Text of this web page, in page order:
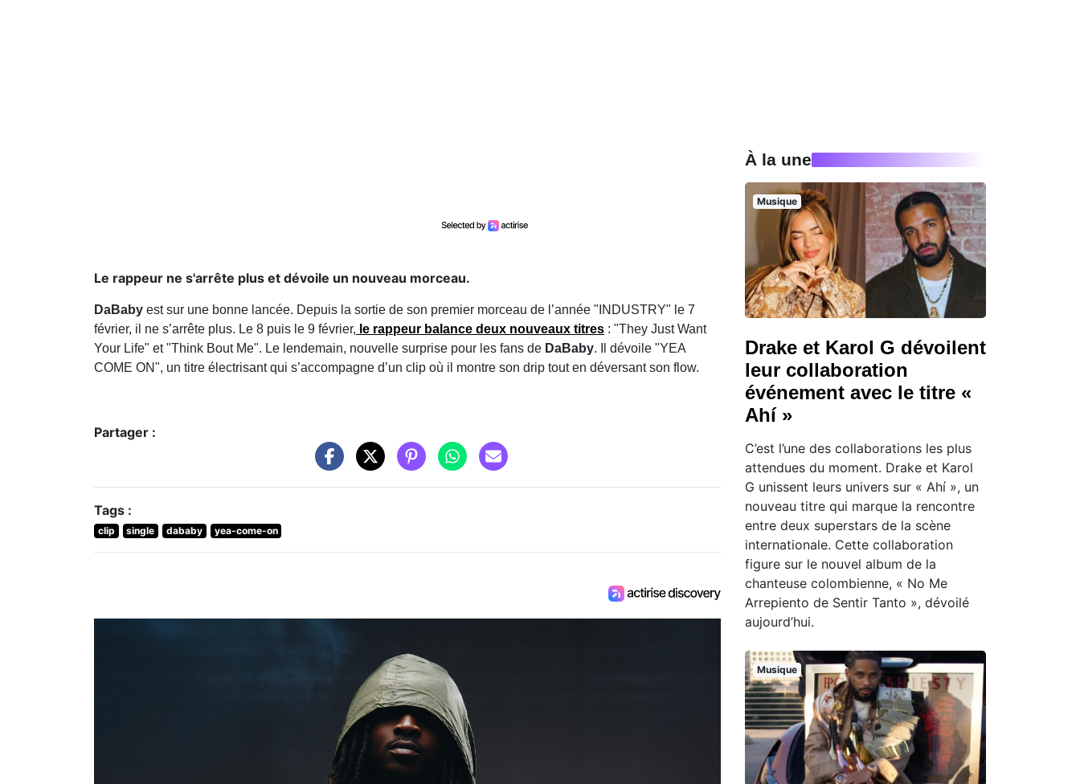
Le rappeur ne s'arrête plus et dévoile un nouveau morceau.
DaBaby est sur une bonne lancée. Depuis la sortie de son premier morceau de l’année "INDUSTRY" le 7
février, il ne s’arrête plus. Le 8 puis le 9 février, le rappeur balance deux nouveaux titres : "They Just Want
Your Life" et "Think Bout Me". Le lendemain, nouvelle surprise pour les fans de DaBaby. Il dévoile "YEA
COME ON", un titre électrisant qui s’accompagne d’un clip où il montre son drip tout en déversant son flow.
Partager :
Tags :
clip single dababy yea-come-on
À la une
Musique
Drake et Karol G dévoilent
leur collaboration
événement avec le titre «
Ahí »
C’est l’une des collaborations les plus
attendues du moment. Drake et Karol
G unissent leurs univers sur « Ahí », un
nouveau titre qui marque la rencontre
entre deux superstars de la scène
internationale. Cette collaboration
figure sur le nouvel album de la
chanteuse colombienne, « No Me
Arrepiento de Sentir Tanto », dévoilé
aujourd’hui.
Musique